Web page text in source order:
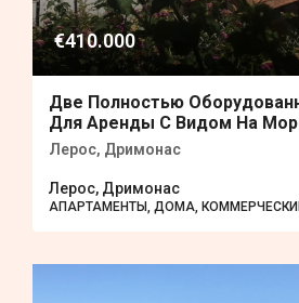
€410.000
Две Полностью
Для Аренды С Видом На
Лерос, Дримонас
Лерос, Дримонас
АПАРТАМЕНТЫ, ДОМА,